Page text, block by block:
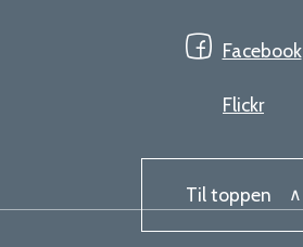
Facebook
Flickr
Til toppen